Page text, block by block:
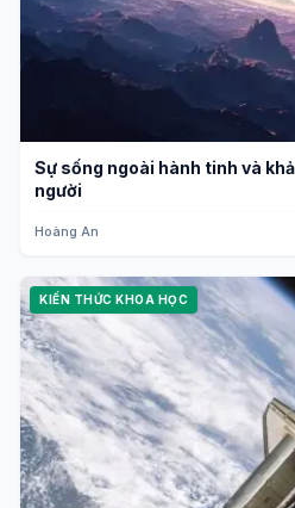
Sự sống ngoài hành tinh và
người
Hoàng An
KIẾN THỨC KHOA HỌC